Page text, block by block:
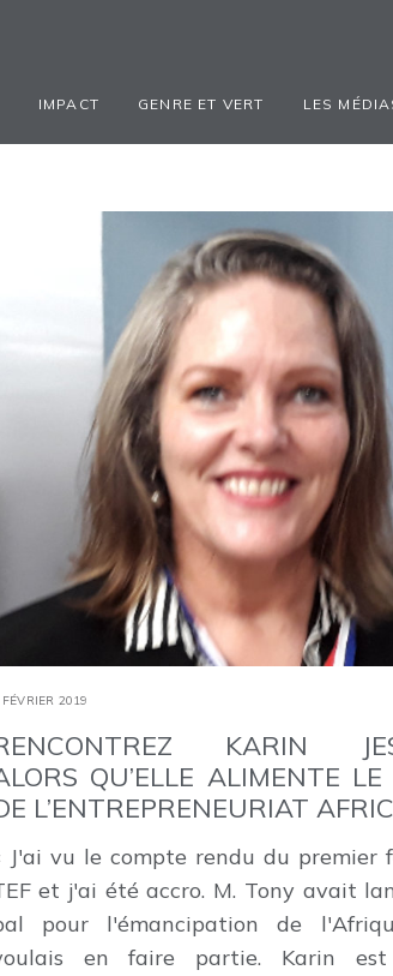
IMPACT GENRE ET VERT LES
2019
KARIN
QU’ELLE ALIMENTE LE
L’ENTREPRENEURIAT
J'ai vu le compte rendu du premier
et j'ai été accro. M. Tony avait
pour l'émancipation de
en faire partie. Karin